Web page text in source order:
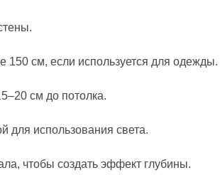
см, если используется для одежды.
см до потолка.
для использования света.
чтобы создать эффект глубины.